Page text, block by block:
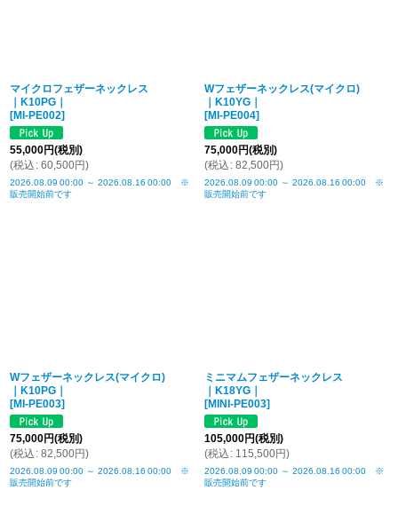
マイクロフェザーネックレス
｜K10PG｜
[MI-PE002]
55,000円(税別)
(税込 : 60,500円)
2026.08.09 00:00 ～ 2026.08.16 00:00 ※
販売開始前です
Wフェザーネックレス(マイクロ)
｜K10YG｜
[MI-PE004]
75,000円(税別)
(税込 : 82,500円)
2026.08.09 00:00 ～ 2026.08.16 00:00 ※
販売開始前です
Wフェザーネックレス(マイクロ)
｜K10PG｜
[MI-PE003]
75,000円(税別)
(税込 : 82,500円)
2026.08.09 00:00 ～ 2026.08.16 00:00 ※
販売開始前です
ミニマムフェザーネックレス
｜K18YG｜
[MINI-PE003]
105,000円(税別)
(税込 : 115,500円)
2026.08.09 00:00 ～ 2026.08.16 00:00 ※
販売開始前です